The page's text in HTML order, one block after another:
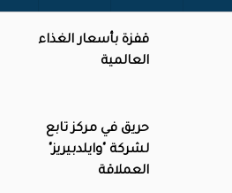
قفزة بأسعار الغذاء
العالمية
حريق في مركز تابع
لشركة "وايلدبيريز"
العملاقة